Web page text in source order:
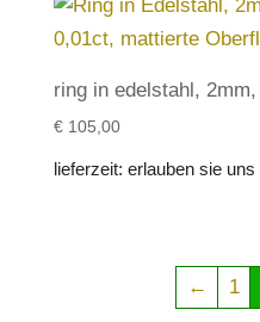
ring in edelstahl,
€105,00
lieferzeit: erlauben sie
← 1